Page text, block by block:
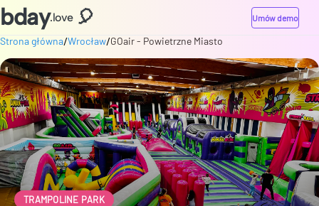
bday.love 🎈 Umów demo
Strona główna/Wrocław/GOair - Powietrzne Miasto
TRAMPOLINE PARK